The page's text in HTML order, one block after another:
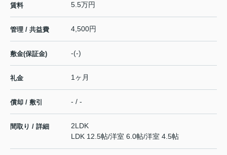
賃料 5.5万円
管理 / 共益費 4,500円
敷金(保証金) -(-)
礼金 1ヶ月
償却 / 敷引 - / -
間取り / 詳細
2LDK
LDK 12.5帖/洋室 6.0帖/洋室 4.5帖